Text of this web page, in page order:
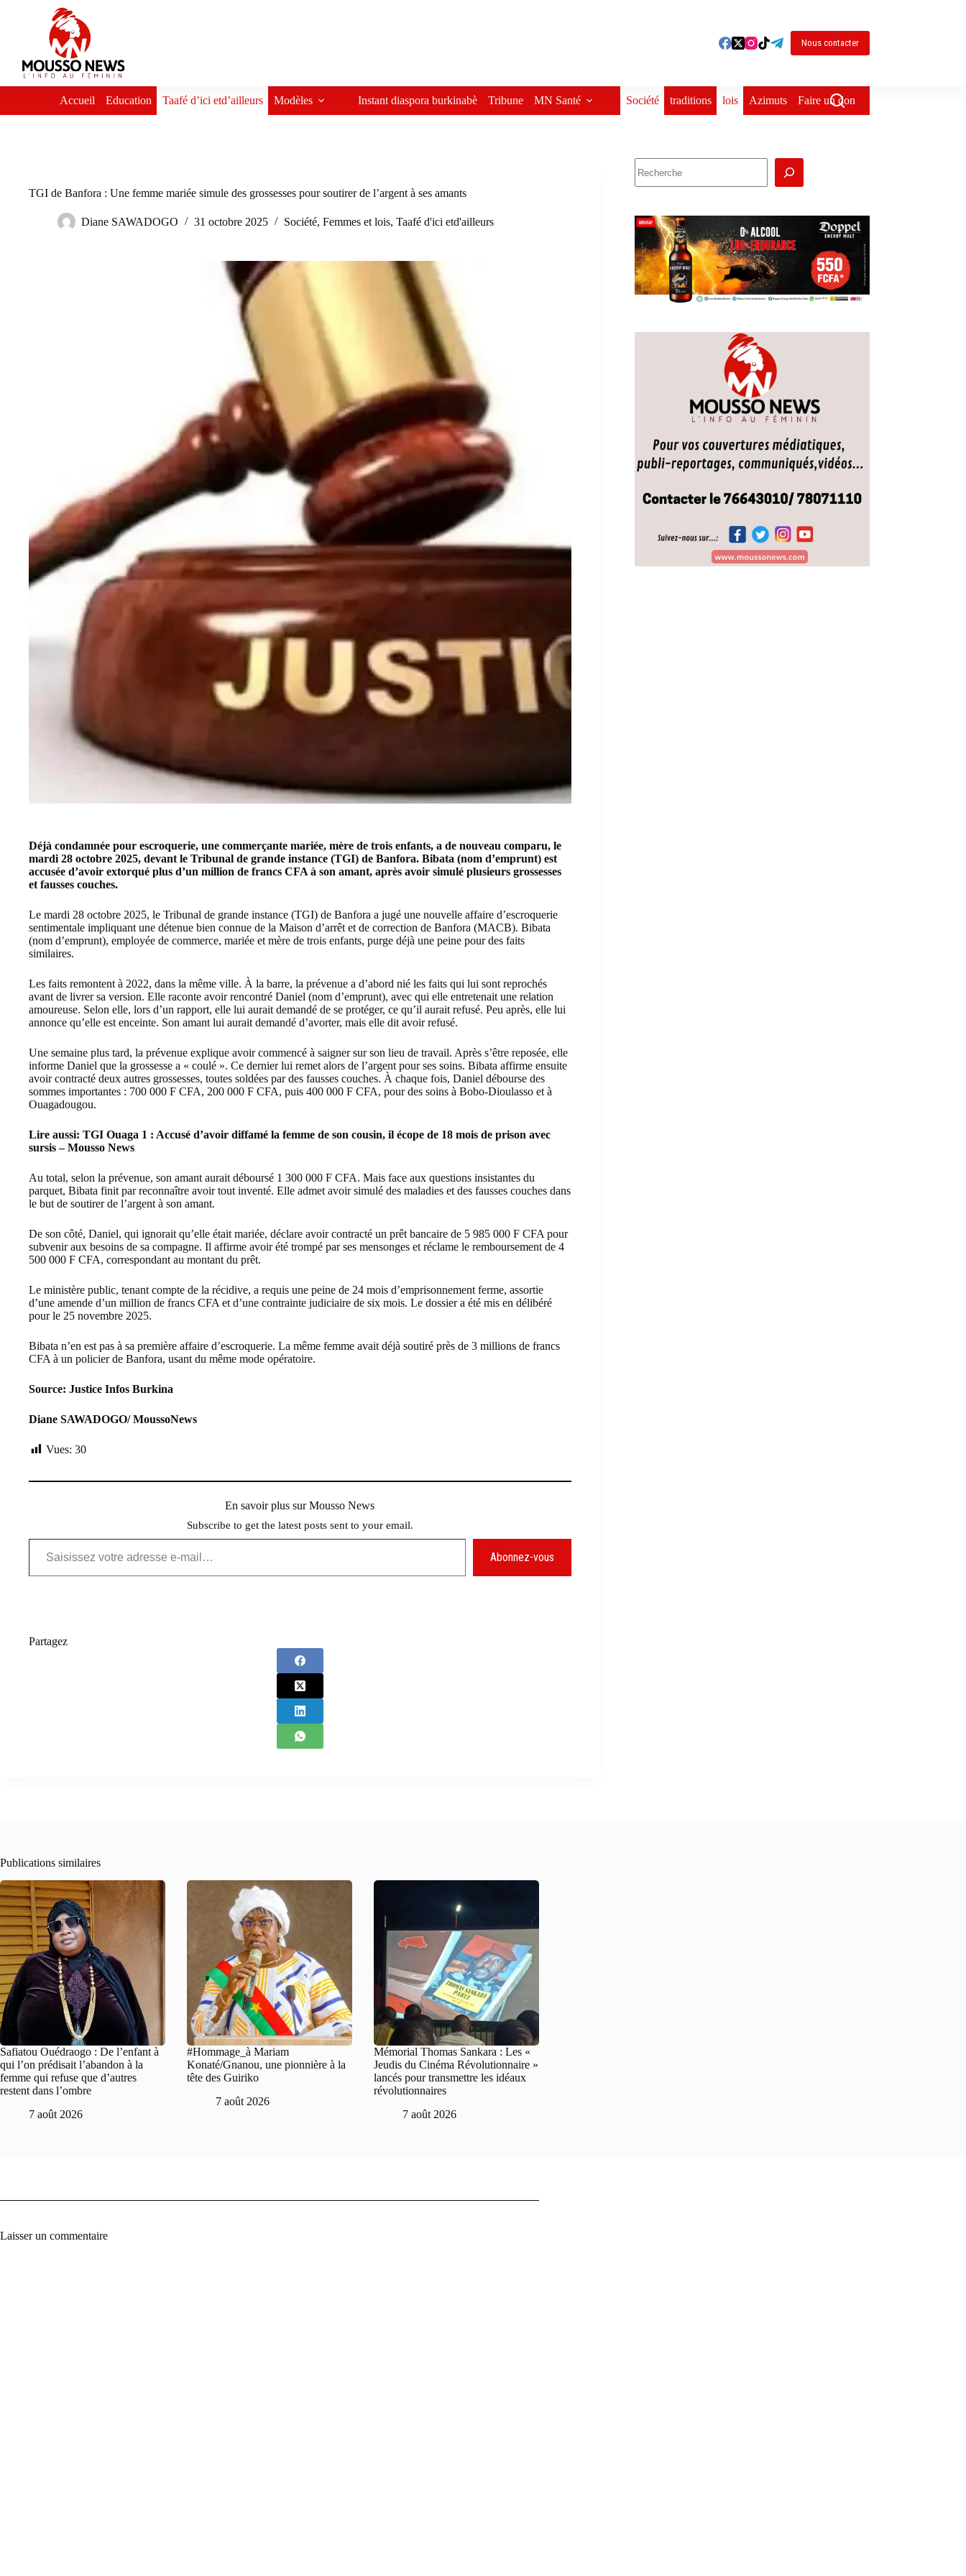
Nous contacter
Accueil Education Taafé d’ici etd’ailleurs Modèles Instant diaspora burkinabè Tribune MN Santé Société traditions lois Azimuts Faire un don
TGI de Banfora : Une femme mariée simule des grossesses pour soutirer de l’argent à ses amants
Diane SAWADOGO 31 octobre 2025 Société, Femmes et lois, Taafé d'ici etd'ailleurs
Déjà condamnée pour escroquerie, une commerçante mariée, mère de trois enfants, a de nouveau comparu, le
mardi 28 octobre 2025, devant le Tribunal de grande instance (TGI) de Banfora. Bibata (nom d’emprunt) est
accusée d’avoir extorqué plus d’un million de francs CFA à son amant, après avoir simulé plusieurs grossesses
et fausses couches.
Le mardi 28 octobre 2025, le Tribunal de grande instance (TGI) de Banfora a jugé une nouvelle affaire d’escroquerie
sentimentale impliquant une détenue bien connue de la Maison d’arrêt et de correction de Banfora (MACB). Bibata
(nom d’emprunt), employée de commerce, mariée et mère de trois enfants, purge déjà une peine pour des faits
similaires.
Les faits remontent à 2022, dans la même ville. À la barre, la prévenue a d’abord nié les faits qui lui sont reprochés
avant de livrer sa version. Elle raconte avoir rencontré Daniel (nom d’emprunt), avec qui elle entretenait une relation
amoureuse. Selon elle, lors d’un rapport, elle lui aurait demandé de se protéger, ce qu’il aurait refusé. Peu après, elle lui
annonce qu’elle est enceinte. Son amant lui aurait demandé d’avorter, mais elle dit avoir refusé.
Une semaine plus tard, la prévenue explique avoir commencé à saigner sur son lieu de travail. Après s’être reposée, elle
informe Daniel que la grossesse a « coulé ». Ce dernier lui remet alors de l’argent pour ses soins. Bibata affirme ensuite
avoir contracté deux autres grossesses, toutes soldées par des fausses couches. À chaque fois, Daniel débourse des
sommes importantes : 700 000 F CFA, 200 000 F CFA, puis 400 000 F CFA, pour des soins à Bobo-Dioulasso et à
Ouagadougou.
Lire aussi: TGI Ouaga 1 : Accusé d’avoir diffamé la femme de son cousin, il écope de 18 mois de prison avec
sursis – Mousso News
Au total, selon la prévenue, son amant aurait déboursé 1 300 000 F CFA. Mais face aux questions insistantes du
parquet, Bibata finit par reconnaître avoir tout inventé. Elle admet avoir simulé des maladies et des fausses couches dans
le but de soutirer de l’argent à son amant.
De son côté, Daniel, qui ignorait qu’elle était mariée, déclare avoir contracté un prêt bancaire de 5 985 000 F CFA pour
subvenir aux besoins de sa compagne. Il affirme avoir été trompé par ses mensonges et réclame le remboursement de 4
500 000 F CFA, correspondant au montant du prêt.
Le ministère public, tenant compte de la récidive, a requis une peine de 24 mois d’emprisonnement ferme, assortie
d’une amende d’un million de francs CFA et d’une contrainte judiciaire de six mois. Le dossier a été mis en délibéré
pour le 25 novembre 2025.
Bibata n’en est pas à sa première affaire d’escroquerie. La même femme avait déjà soutiré près de 3 millions de francs
CFA à un policier de Banfora, usant du même mode opératoire.
Source: Justice Infos Burkina
Diane SAWADOGO/ MoussoNews
Vues: 30
En savoir plus sur Mousso News
Subscribe to get the latest posts sent to your email.
Saisissez votre adresse e-mail…
Abonnez-vous
Partagez
Publications similaires
Safiatou Ouédraogo : De l’enfant à
qui l’on prédisait l’abandon à la
femme qui refuse que d’autres
restent dans l’ombre
7 août 2026
#Hommage_à Mariam
Konaté/Gnanou, une pionnière à la
tête des Guiriko
7 août 2026
Mémorial Thomas Sankara : Les «
Jeudis du Cinéma Révolutionnaire »
lancés pour transmettre les idéaux
révolutionnaires
7 août 2026
Laisser un commentaire